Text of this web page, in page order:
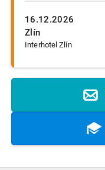
16.12.2026
Zlín
Interhotel Zlín